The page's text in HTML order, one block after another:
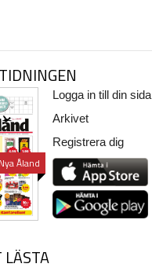
Åland
Logga in till din sida
Arkivet
Registrera dig
LÄSTA